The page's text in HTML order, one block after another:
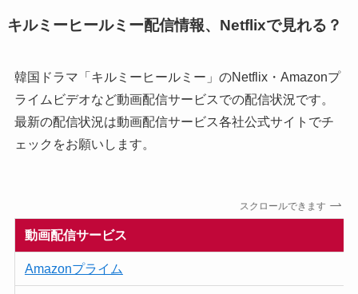
キルミーヒールミー配信情報、Netflixで見れる？
韓国ドラマ「キルミーヒールミー」のNetflix・Amazonプ
ライムビデオなど動画配信サービスでの配信状況です。
最新の配信状況は動画配信サービス各社公式サイトでチ
ェックをお願いします。
スクロールできます
動画配信サービス
Amazonプライム